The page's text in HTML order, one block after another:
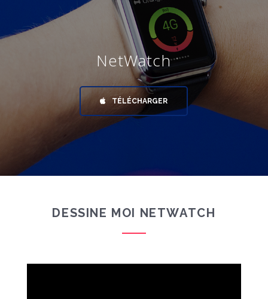
NetWatch
TÉLÉCHARGER
DESSINE MOI NETWATCH